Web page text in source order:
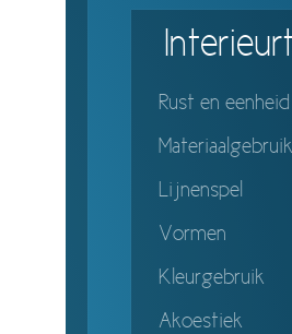
Rust en eenheid
Materiaalgebruik
Lijnenspel
Vormen
Kleurgebruik
Akoestiek